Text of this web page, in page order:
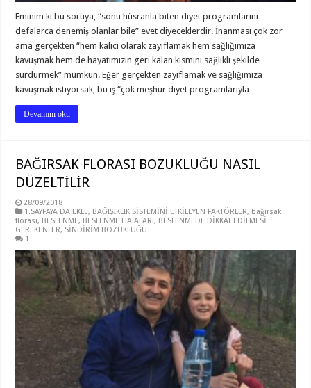
Eminim ki bu soruya, “sonu hüsranla biten diyet programlarını
defalarca denemiş olanlar bile” evet diyeceklerdir. İnanması çok zor
ama gerçekten “hem kalıcı olarak zayıflamak hem sağlığımıza
kavuşmak hem de hayatımızın geri kalan kısmını sağlıklı şekilde
sürdürmek” mümkün. Eğer gerçekten zayıflamak ve sağlığımıza
kavuşmak istiyorsak, bu iş “çok meşhur diyet programlarıyla …
Devamını oku
BAĞIRSAK FLORASI BOZUKLUĞU NASIL
DÜZELTİLİR
28/09/2018
1.SAYFAYA DA EKLE, BAĞIŞIKLIK SİSTEMİNİ ETKİLEYEN FAKTÖRLER, bağırsak
florası, BESLENME, BESLENME HATALARI, BESLENMEDE DİKKAT EDİLMESİ
GEREKENLER, SİNDİRİM BOZUKLUĞU
1